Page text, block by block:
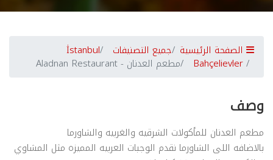
الصفحة الرئيسية جميع التصنيفات İstanbul
Bahçelievler مطعم العدنان - Aladnan Restaurant
وصف
مطعم العدنان للمأكولات الشرقيه والغربيه والشاورما
بالاضافه اللى الشاورما نقدم الوجبات العربيه المميزه مثل المشاوي